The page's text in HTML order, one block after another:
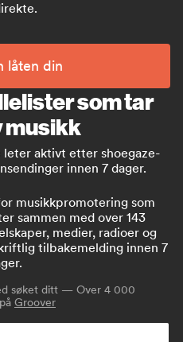
låten din
som tar
musikk
aktivt etter shoegaze-
innen 7 dager.
musikkpromotering som
sammen med over 143
medier, radioer og
tilbakemelding innen 7
søket ditt — Over 4 000
Groover